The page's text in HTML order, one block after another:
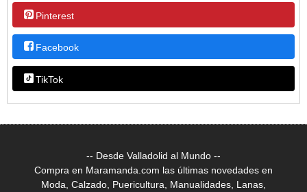
Pinterest
Facebook
TikTok
-- Desde Valladolid al Mundo --
Compra en Maramanda.com las últimas novedades en
Moda, Calzado, Puericultura, Manualidades, Lanas,